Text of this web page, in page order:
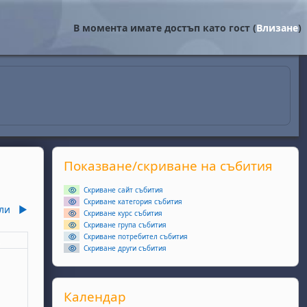
В момента имате достъп като гост (Влизане)
▶︎
6 юнинеделя, 7 юни
Supplementary blocks
Прескочи Показване/скриване на събития
Показване/скриване на събития
Скриване сайт събития
Скриване категория събития
Скриване курс събития
Скриване група събития
Скриване потребител събития
Скриване други събития
Прескочи Календар
Календар